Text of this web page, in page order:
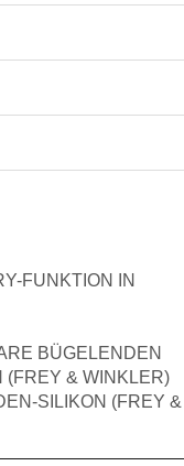
FUNKTION IN
BÜGELENDEN
(FREY & WINKLER)
SILIKON (FREY &